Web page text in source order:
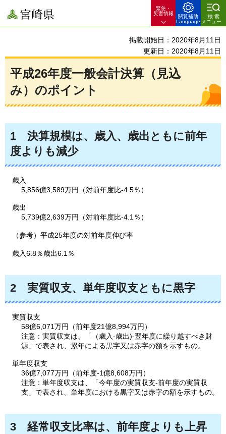
宮崎県
緊急・
災害情報
閲覧補助
Language
検索
メニュー
掲載開始日：2020年8月11日
更新日：2020年8月11日
平成26年度一般会計決算（見込
み）のポイント
1 決算規模は、 歳入、歳出ともに前年
度よりも減少
歳入
5,856億3,589万円（対前年度比-4.5％）
歳出
5,739億2,639万円（対前年度比-4.1％）
（参考）平成25年度の対前年度伸び率
歳入6.8％歳出6.1％
2 実質収支、 単年度収支ともに黒字
実質収支
58億6,071万円（前年度21億8,994万円）
注意：実質収支は、「（歳入-歳出)-翌年度に繰り越すべき財
源」で表され、累年による黒字又は赤字の額を示すもの。
単年度収支
36億7,077万円（前年度-1億8,608万円）
注意：単年度収支は、「今年度の実質収支-前年度の実質収
支」で表され、単年度における黒字又は赤字の額を示すもの。
3 経常収支比率は、 前年度よりも上昇